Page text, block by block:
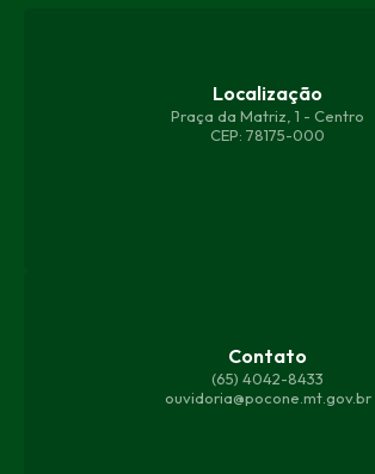
Localização
Praça da Matriz, 1 - Centro
CEP: 78175-000
Contato
(65) 4042-8433
ouvidoria@pocone.mt.gov.br